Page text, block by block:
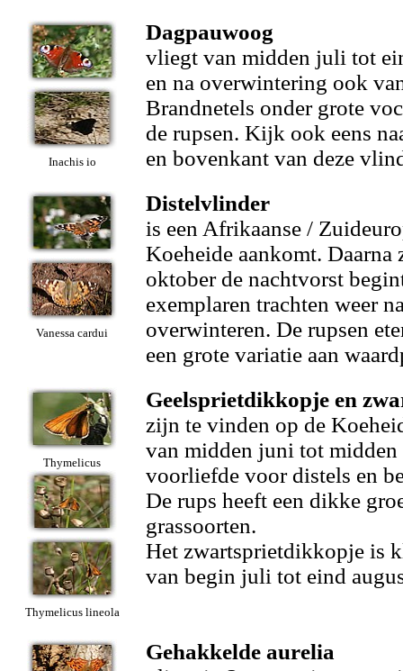
Inachis io
Dagpauwoog
vliegt van midden juli tot
en na overwintering ook
Brandnetels onder grote
de rupsen. Kijk ook eens
en bovenkant van deze
Vanessa cardui
Distelvlinder
is een Afrikaanse /
Koeheide aankomt.
oktober de nachtvorst
exemplaren trachten weer
overwinteren. De rupsen
een grote variatie aan
Thymelicus
Thymelicus lineola
Geelsprietdikkopje en
zijn te vinden op de
van midden juni tot midden
voorliefde voor distels en
De rups heeft een dikke
grassoorten.
Het zwartsprietdikkopje is
van begin juli tot eind
Gehakkelde aurelia